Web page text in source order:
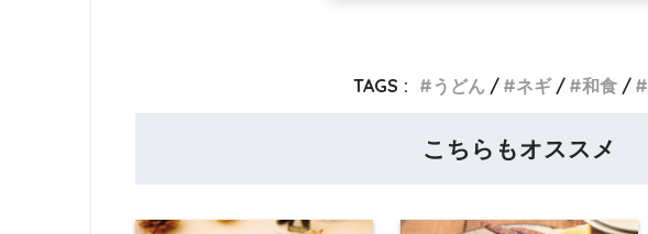
TAGS :
うどん ネギ 和食
こちらもオススメ